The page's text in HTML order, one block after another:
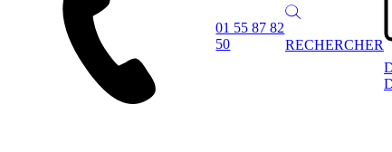
01 55 87 82
50
RECHERCHER